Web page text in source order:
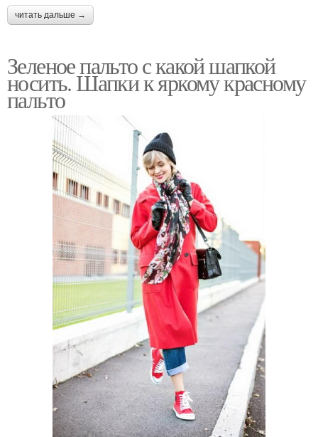
читать дальше →
Зеленое пальто с какой шапкой
носить. Шапки к яркому красному
пальто